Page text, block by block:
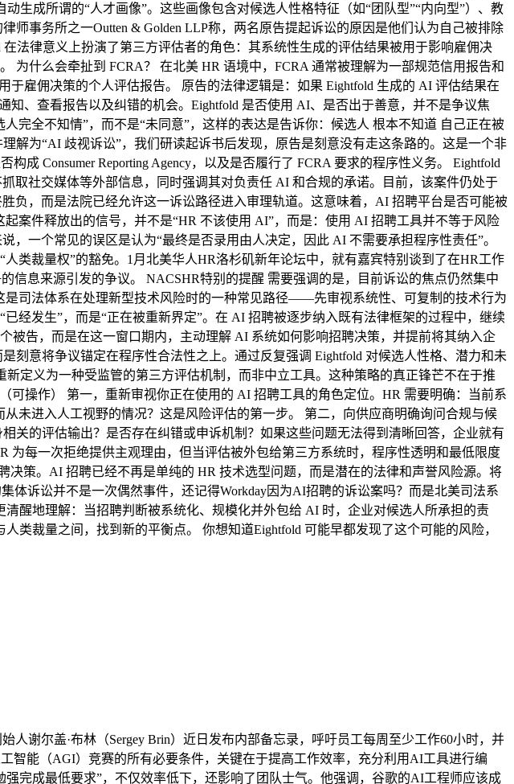
生成所谓的“人才画像”。这些画像包含对候选人性格特征（如“团队型”“内向型”）、教
事务所之一Outten & Golden LLP称，两名原告提起诉讼的原因是他们认为自己被排除
法律意义上扮演了第三方评估者的角色：其系统性生成的评估结果被用于影响雇佣决
什么会牵扯到 FCRA？ 在北美 HR 语境中，FCRA 通常被理解为一部规范信用报告和
雇佣决策的个人评估报告。 原告的法律逻辑是：如果 Eightfold 生成的 AI 评估结果在
、查看报告以及纠错的机会。Eightfold 是否使用 AI、是否出于善意，并不是争议焦
完全不知情”，而不是“未同意”，这样的表达是告诉你：候选人 根本不知道 自己正在被
解为“AI 歧视诉讼”，我们研读起诉书后发现，原告是刻意没有走这条路的。这是一个非
成 Consumer Reporting Agency，以及是否履行了 FCRA 要求的程序性义务。 Eightfold
取社交媒体等外部信息，同时强调其对负责任 AI 和合规的承诺。目前，该案件仍处于
负，而是法院已经允许这一诉讼路径进入审理轨道。这意味着，AI 招聘平台是否可能被
案件释放出的信号，并不是“HR 不该使用 AI”，而是：使用 AI 招聘工具并不等于风险
一个常见的误区是认为“最终是否录用由人决定，因此 AI 不需要承担程序性责任”。
类裁量权”的豁免。1月北美华人HR洛杉矶新年论坛中，就有嘉宾特别谈到了在HR工作
息来源引发的争议。 NACSHR特别的提醒 需要强调的是，目前诉讼的焦点仍然集中
司法体系在处理新型技术风险时的一种常见路径——先审视系统性、可复制的技术行为
经发生”，而是“正在被重新界定”。在 AI 招聘被逐步纳入既有法律框架的过程中，继续
告，而是在这一窗口期内，主动理解 AI 系统如何影响招聘决策，并提前将其纳入企
刻意将争议锚定在程序性合法性之上。通过反复强调 Eightfold 对候选人性格、潜力和未
定义为一种受监管的第三方评估机制，而非中立工具。这种策略的真正锋芒不在于推
操作） 第一，重新审视你正在使用的 AI 招聘工具的角色定位。HR 需要明确：当前系
未进入人工视野的情况？这是风险评估的第一步。 第二，向供应商明确询问合规与候
关的评估输出？是否存在纠错或申诉机制？如果这些问题无法得到清晰回答，企业就有
为每一次拒绝提供主观理由，但当评估被外包给第三方系统时，程序性透明和最低限度
决策。AI 招聘已经不再是单纯的 HR 技术选型问题，而是潜在的法律和声誉风险源。将
体诉讼并不是一次偶然事件，还记得Workday因为AI招聘的诉讼案吗？而是北美司法系
醒地理解：当招聘判断被系统化、规模化并外包给 AI 时，企业对候选人所承担的责
类裁量之间，找到新的平衡点。 你想知道Eightfold 可能早都发现了这个可能的风险，
人谢尔盖·布林（Sergey Brin）近日发布内部备忘录，呼吁员工每周至少工作60小时，并
智能（AGI）竞赛的所有必要条件，关键在于提高工作效率，充分利用AI工具进行编
完成最低要求”，不仅效率低下，还影响了团队士气。他强调，谷歌的AI工程师应该成